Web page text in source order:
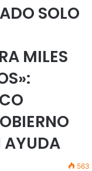
SOLO
MILES
AYUDA
563